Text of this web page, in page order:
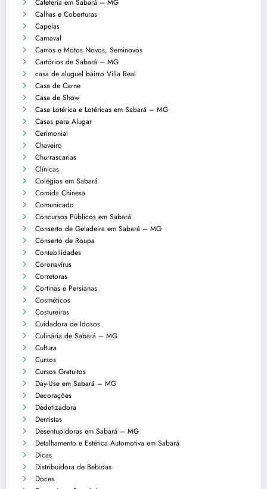
Calhas e Coberturas
Capelas
Carnaval
Carros e Motos Novos, Seminovos
Cartórios de Sabará – MG
casa de aluguel bairro Villa Real
Casa de Carne
Casa de Show
Casa Lotérica e Lotéricas em Sabará – MG
Casas para Alugar
Cerimonial
Chaveiro
Churrascarias
Clínicas
Colégios em Sabará
Comida Chinesa
Comunicado
Concursos Públicos em Sabará
Conserto de Geladeira em Sabará – MG
Conserto de Roupa
Contabilidades
Coronavírus
Corretoras
Cortinas e Persianas
Cosméticos
Costureiras
Cuidadora de Idosos
Culinária de Sabará – MG
Cultura
Cursos
Cursos Gratuitos
Day-Use em Sabará – MG
Decorações
Dedetizadora
Dentistas
Desentupidoras em Sabará – MG
Detalhamento e Estética Automotiva em Sabará
Dicas
Distribuidora de Bebidas
Doces